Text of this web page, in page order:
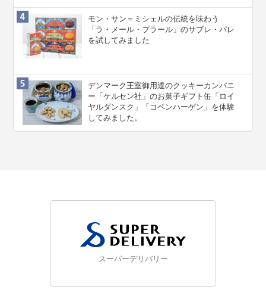
モン・サン＝ミシェルの伝統を味わう
「ラ・メール・プラール」のサブレ・パレ
を試してみました
デンマーク王室御用達のクッキーカンパニ
ー「ケルセン社」のお菓子ギフト缶「ロイ
ヤルダンスク」「コペンハーゲン」を体験
してみました。
スーパーデリバリー